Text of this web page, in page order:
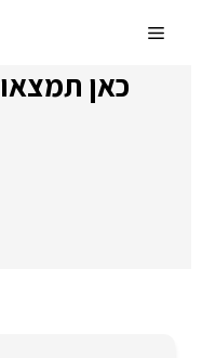
לתוכןMenu
כאן